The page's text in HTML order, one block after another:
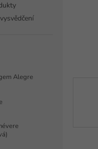
Alegre